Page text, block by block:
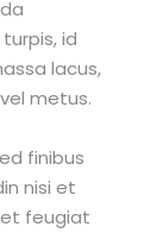
id
lacus,
metus.
finibus
nisi et
feugiat